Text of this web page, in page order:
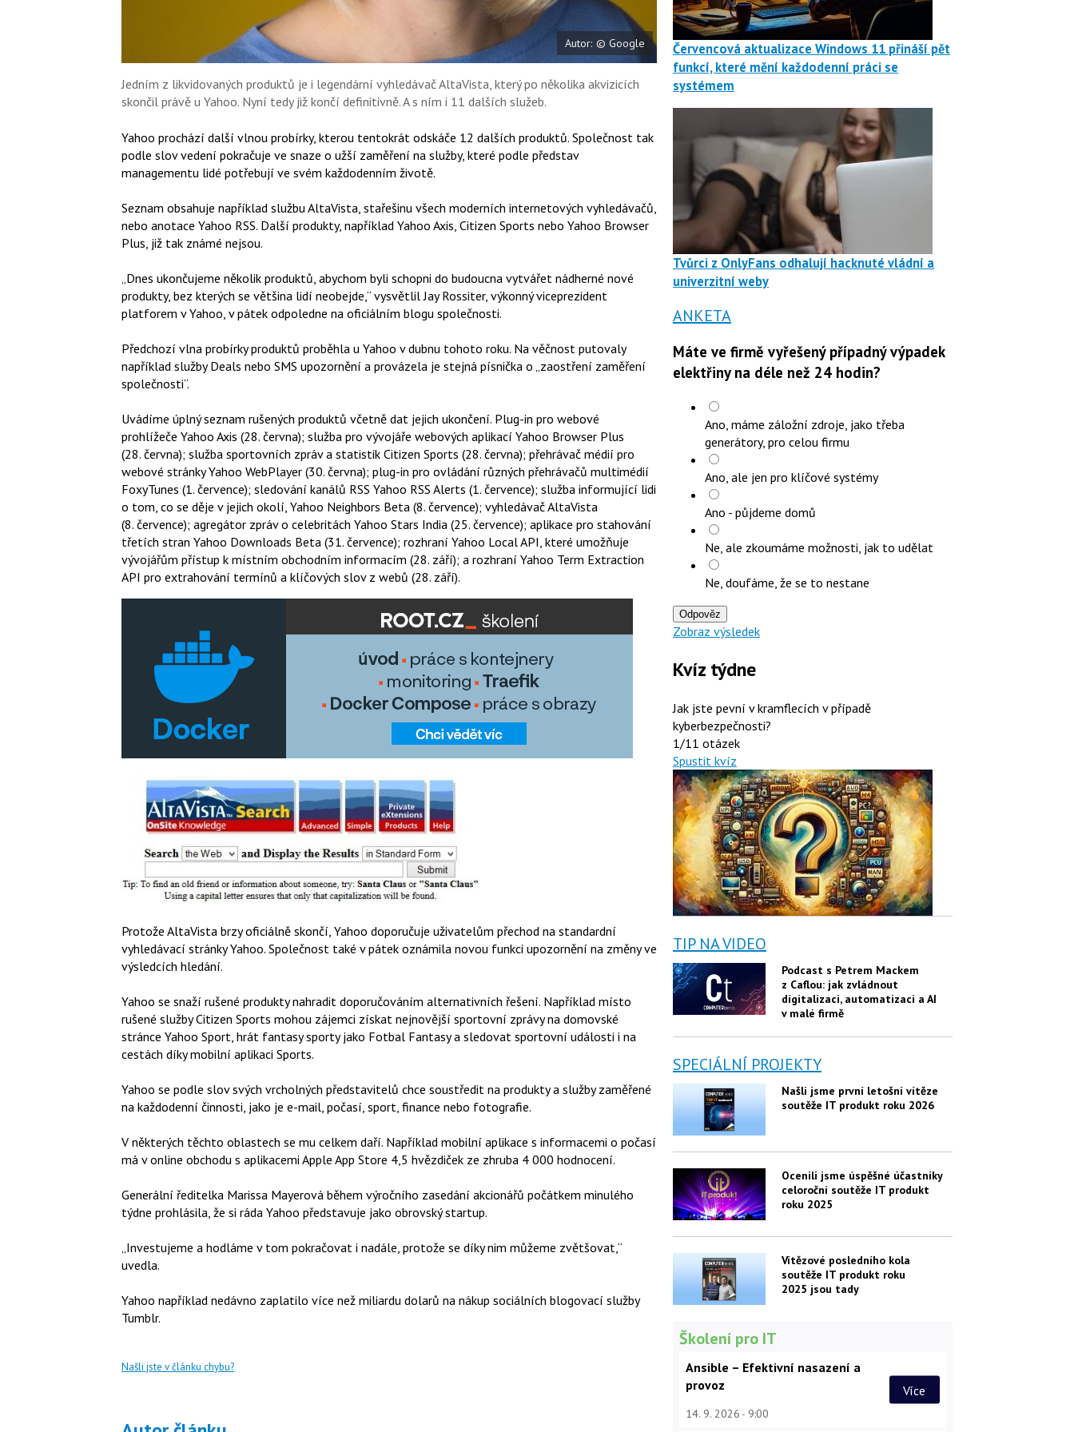
Autor: © Google
Jedním z likvidovaných produktů je i legendární vyhledávač AltaVista, který po několika akvizicích
skončil právě u Yahoo. Nyní tedy již končí definitivně. A s ním i 11 dalších služeb.
Yahoo prochází další vlnou probírky, kterou tentokrát odskáče 12 dalších produktů. Společnost tak
podle slov vedení pokračuje ve snaze o užší zaměření na služby, které podle představ
managementu lidé potřebují ve svém každodenním životě.
Seznam obsahuje například službu AltaVista, stařešinu všech moderních internetových vyhledávačů,
nebo anotace Yahoo RSS. Další produkty, například Yahoo Axis, Citizen Sports nebo Yahoo Browser
Plus, již tak známé nejsou.
„Dnes ukončujeme několik produktů, abychom byli schopni do budoucna vytvářet nádherné nové
produkty, bez kterých se většina lidí neobejde,“ vysvětlil Jay Rossiter, výkonný viceprezident
platforem v Yahoo, v pátek odpoledne na oficiálním blogu společnosti.
Předchozí vlna probírky produktů proběhla u Yahoo v dubnu tohoto roku. Na věčnost putovaly
například služby Deals nebo SMS upozornění a provázela je stejná písnička o „zaostření zaměření
společnosti“.
Uvádíme úplný seznam rušených produktů včetně dat jejich ukončení. Plug-in pro webové
prohlížeče Yahoo Axis (28. června); služba pro vývojáře webových aplikací Yahoo Browser Plus
(28. června); služba sportovních zpráv a statistik Citizen Sports (28. června); přehrávač médií pro
webové stránky Yahoo WebPlayer (30. června); plug-in pro ovládání různých přehrávačů multimédií
FoxyTunes (1. července); sledování kanálů RSS Yahoo RSS Alerts (1. července); služba informující lidi
o tom, co se děje v jejich okolí, Yahoo Neighbors Beta (8. července); vyhledávač AltaVista
(8. července); agregátor zpráv o celebritách Yahoo Stars India (25. července); aplikace pro stahování
třetích stran Yahoo Downloads Beta (31. července); rozhraní Yahoo Local API, které umožňuje
vývojářům přístup k místním obchodním informacím (28. září); a rozhraní Yahoo Term Extraction
API pro extrahování termínů a klíčových slov z webů (28. září).
Protože AltaVista brzy oficiálně skončí, Yahoo doporučuje uživatelům přechod na standardní
vyhledávací stránky Yahoo. Společnost také v pátek oznámila novou funkci upozornění na změny ve
výsledcích hledání.
Yahoo se snaží rušené produkty nahradit doporučováním alternativních řešení. Například místo
rušené služby Citizen Sports mohou zájemci získat nejnovější sportovní zprávy na domovské
stránce Yahoo Sport, hrát fantasy sporty jako Fotbal Fantasy a sledovat sportovní události i na
cestách díky mobilní aplikaci Sports.
Yahoo se podle slov svých vrcholných představitelů chce soustředit na produkty a služby zaměřené
na každodenní činnosti, jako je e-mail, počasí, sport, finance nebo fotografie.
V některých těchto oblastech se mu celkem daří. Například mobilní aplikace s informacemi o počasí
má v online obchodu s aplikacemi Apple App Store 4,5 hvězdiček ze zhruba 4 000 hodnocení.
Generální ředitelka Marissa Mayerová během výročního zasedání akcionářů počátkem minulého
týdne prohlásila, že si ráda Yahoo představuje jako obrovský startup.
„Investujeme a hodláme v tom pokračovat i nadále, protože se díky nim můžeme zvětšovat,“
uvedla.
Yahoo například nedávno zaplatilo více než miliardu dolarů na nákup sociálních blogovací služby
Tumblr.
Našli jste v článku chybu?
Červencová aktualizace Windows 11 přináší pět
funkcí, které mění každodenní práci se
systémem
Tvůrci z OnlyFans odhalují hacknuté vládní a
univerzitní weby
ANKETA
Máte ve firmě vyřešený případný výpadek
elektřiny na déle než 24 hodin?
Ano, máme záložní zdroje, jako třeba
generátory, pro celou firmu
Ano, ale jen pro klíčové systémy
Ano - půjdeme domů
Ne, ale zkoumáme možnosti, jak to udělat
Ne, doufáme, že se to nestane
Odpověz
Zobraz výsledek
Kvíz týdne
Jak jste pevní v kramflecích v případě
kyberbezpečnosti?
1/11 otázek
Spustit kvíz
TIP NA VIDEO
Podcast s Petrem Mackem
z Caflou: jak zvládnout
digitalizaci, automatizaci a AI
v malé firmě
SPECIÁLNÍ PROJEKTY
Našli jsme první letošní vítěze
soutěže IT produkt roku 2026
Ocenili jsme úspěšné účastníky
celoroční soutěže IT produkt
roku 2025
Vítězové posledního kola
soutěže IT produkt roku
2025 jsou tady
Školení pro IT
Ansible – Efektivní nasazení a
provoz
14. 9. 2026 9:00
Více